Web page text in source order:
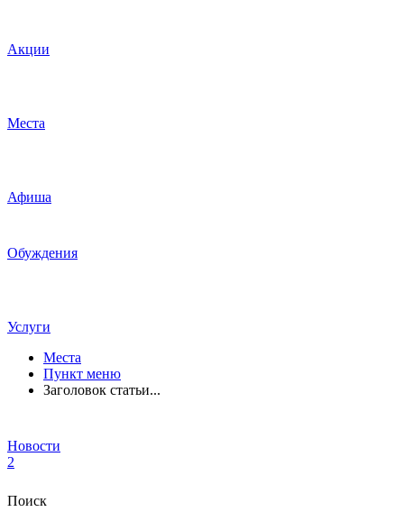
Акции
Места
Афиша
Обуждения
Услуги
Места
Пункт меню
Заголовок статьи...
Новости
2
Поиск